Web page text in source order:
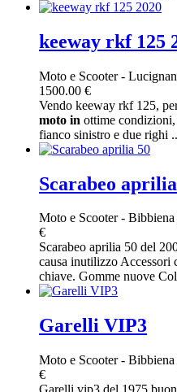
keeway rkf 125
Moto e Scooter-
1500.00 €
Vendo keeway rkf 125,
moto in ottime condizioni,
fianco sinistro e due righi
Scarabeo
Moto e Scooter-
€
Scarabeo aprilia 50 del
causa inutilizzo Accessori
chiave. Gomme nuove
Garelli VIP3
Moto e Scooter-
€